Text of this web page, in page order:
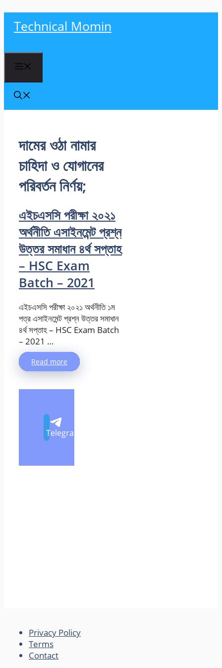
Technical Momin
দামের ওঠা নামার
চাহিদা ও যােগানের
পরিবর্তন নির্ণয়;
এইচএসসি পরীক্ষা ২০২১
অর্থনীতি এসাইনমেন্ট প্রশ্ন
উত্তর সমাধান ৪র্থ সপ্তাহ
– HSC Exam
Batch – 2021
এইচএসসি পরীক্ষা ২০২১ অর্থনীতি ১ম
পত্র এসাইনমেন্ট প্রশ্ন উত্তর সমাধান
৪র্থ সপ্তাহ – HSC Exam Batch
– 2021 …
Read more
Telegram
Privacy Policy
Terms
Contact